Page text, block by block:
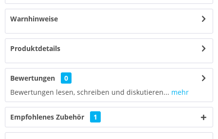
Warnhinweise
Produktdetails
Bewertungen
0
Bewertungen lesen, schreiben und diskutieren... mehr
Empfohlenes Zubehör 1